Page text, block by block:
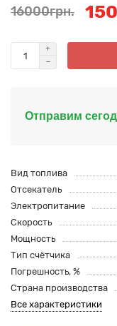
16000грн.
Отправим
Вид топлива
Отсекатель
Электропитание
Скорость
Мощность
Тип счётчика
Погрешность, %
Страна производства
Все характеристики